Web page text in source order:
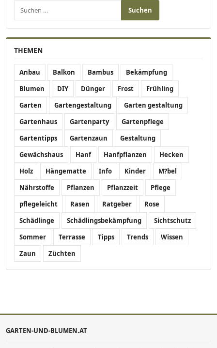
Suchen nach:
THEMEN
Anbau Balkon Bambus
Bekämpfung
Blumen
DIY Dünger Frost
Frühling
Garten
Gartengestaltung
Garten gestaltung
Gartenhaus
Gartenparty
Gartenpflege
Gartentipps
Gartenzaun
Gestaltung
Gewächshaus
Hanf Hanfpflanzen
Hecken
Holz
Hängematte Info Kinder
M?bel
Nährstoffe
Pflanzen Pflanzzeit
Pflege
pflegeleicht
Rasen Ratgeber
Rose
Schädlinge
Schädlingsbekämpfung
Sichtschutz
Sommer
Terrasse Tipps Trends
Wissen
Zaun
Züchten
GARTEN-UND-BLUMEN.AT